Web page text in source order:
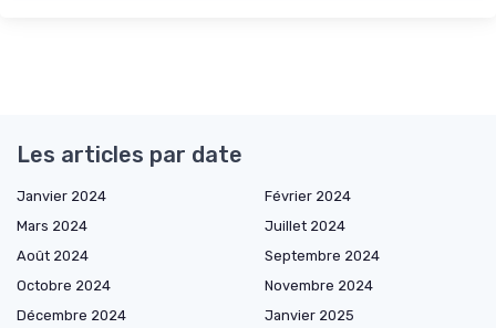
Les articles par date
Janvier 2024
Février 2024
Mars 2024
Juillet 2024
Août 2024
Septembre 2024
Octobre 2024
Novembre 2024
Décembre 2024
Janvier 2025